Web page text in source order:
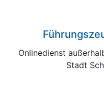
Onlinedienst
Stadt